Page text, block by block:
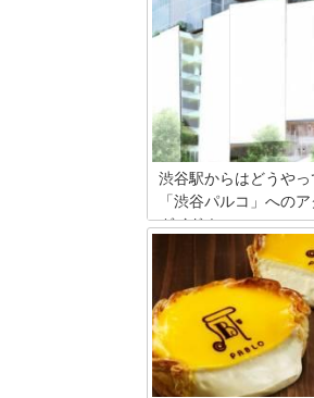
便利なコンビニでは、ビ
ウイスキー・チューハイな
類のお酒が販売されてい
ップが豊富なので、新発
のお気に入りのお酒を見
コンビニの良さ。そこで
ニで販売されているお酒の
めの商品をランキング形式
いきます。
渋谷駅からはどうやっ
「渋谷パルコ」への
ガイド！
ファッションビルが立ち
で、40年以上の歴史を誇
ョンビル「渋谷パルコ」
に立ち寄りたい方は大勢
ではないでしょうか？で
に道が入り組んでいて分か
よね！ここでは、渋谷駅か
までの行き方をマップ付